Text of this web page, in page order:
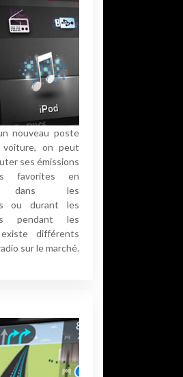
nouveau poste
voiture, on peut
ses émissions
favorites en
dans les
ou durant les
pendant les
différents
sur le marché.